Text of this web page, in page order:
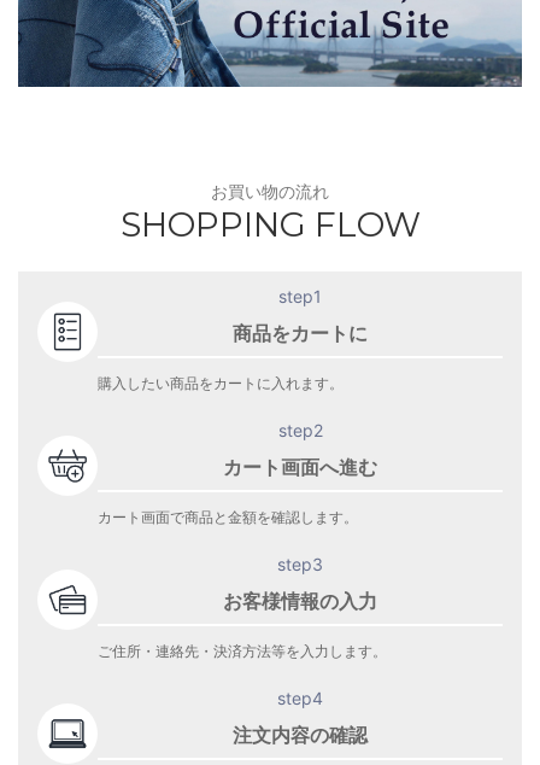
お買い物の流れ
SHOPPING FLOW
step1
商品をカートに
購入したい商品をカートに入れます。
step2
カート画面へ進む
カート画面で商品と金額を確認します。
step3
お客様情報の入力
ご住所・連絡先・決済方法等を入力します。
step4
注文内容の確認